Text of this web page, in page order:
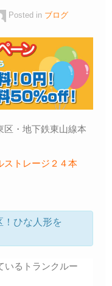
Posted in ブログ
区・地下鉄東山線本
トレージ２４本
！ひな人形を
いるトランクルー